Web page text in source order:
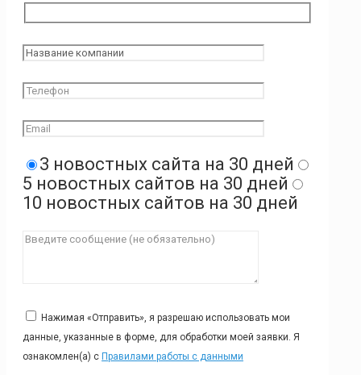
3 новостных сайта на 30 дней
5 новостных сайтов на 30 дней
10 новостных сайтов на 30 дней
Нажимая «Отправить», я разрешаю использовать мои
данные, указанные в форме, для обработки моей заявки. Я
ознакомлен(а) с Правилами работы с данными